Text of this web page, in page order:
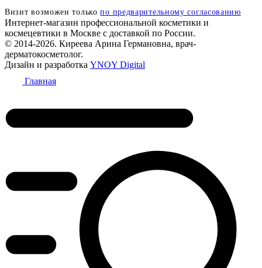
Визит возможен толькопо предварительному согласованию
Интернет-магазин профессиональной косметики и
космецевтики в Москве с доставкой по России.
© 2014-2026. Киреева Арина Германовна, врач-
дерматокосметолог.
Дизайн и разработка YNOY Digital
Главная